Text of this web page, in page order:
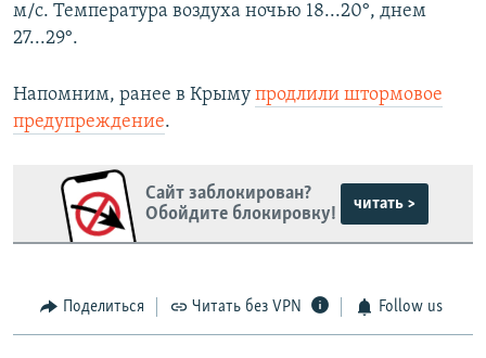
м/с. Температура воздуха ночью 18...20°, днем
27...29°.
Напомним, ранее в Крыму продлили штормовое
предупреждение.
Сайт заблокирован?
Обойдите блокировку!
читать >
Поделиться Читать без VPN Follow us